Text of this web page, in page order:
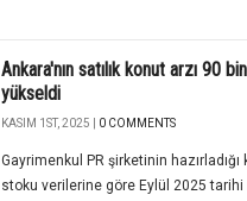
Ankara'nın satılık konut arzı 90
yükseldi
KASIM 1ST, 2025 | 0 COMMENTS
Gayrimenkul PR şirketinin hazırladığı
stoku verilerine göre Eylül 2025